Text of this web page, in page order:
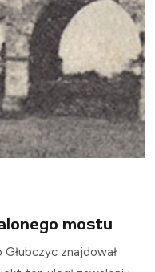
mostu
znajdował